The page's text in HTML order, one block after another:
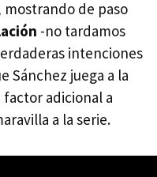
mostrando de paso
-no tardamos
intenciones
Sánchez juega a la
adicional a
a la serie.